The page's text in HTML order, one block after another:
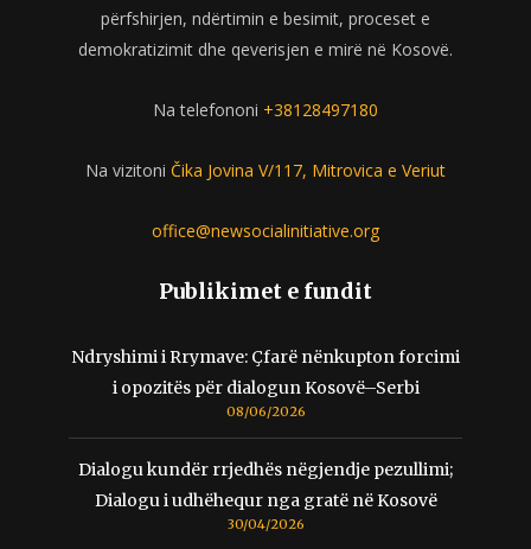
përfshirjen, ndërtimin e besimit, proceset e
demokratizimit dhe qeverisjen e mirë në Kosovë.
Na telefononi +38128497180
Na vizitoni Čika Jovina V/117, Mitrovica e Veriut
office@newsocialinitiative.org
Publikimet e fundit
Ndryshimi i Rrymave: Çfarë nënkupton forcimi
i opozitës për dialogun Kosovë–Serbi
08/06/2026
Dialogu kundër rrjedhës nëgjendje pezullimi;
Dialogu i udhëhequr nga gratë në Kosovë
30/04/2026